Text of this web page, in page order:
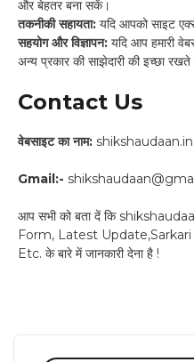
और बेहतर बना सकें।
तकनीकी सहायता: यदि आपको साइट
सहयोग और विज्ञापन: यदि आप हमारी
अन्य प्रकार की साझेदारी की इच्छा
Contact Us
वेबसाइट का नाम: shikshaudaan.in
Gmail:-
आप सभी को बता दें कि
Form, Latest
Etc. के बारे में जानकारी देना है !